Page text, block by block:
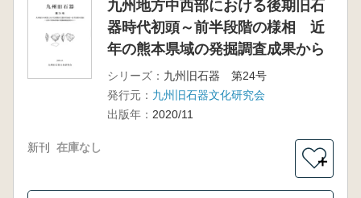
九州地方中西部における後期旧石
器時代初頭～前半段階の様相 近
年の熊本県域の発掘調査成果から
シリーズ： 九州旧石器 第24号
発行元： 九州旧石器文化研究会
出版年： 2020/11
新刊 在庫なし
＋